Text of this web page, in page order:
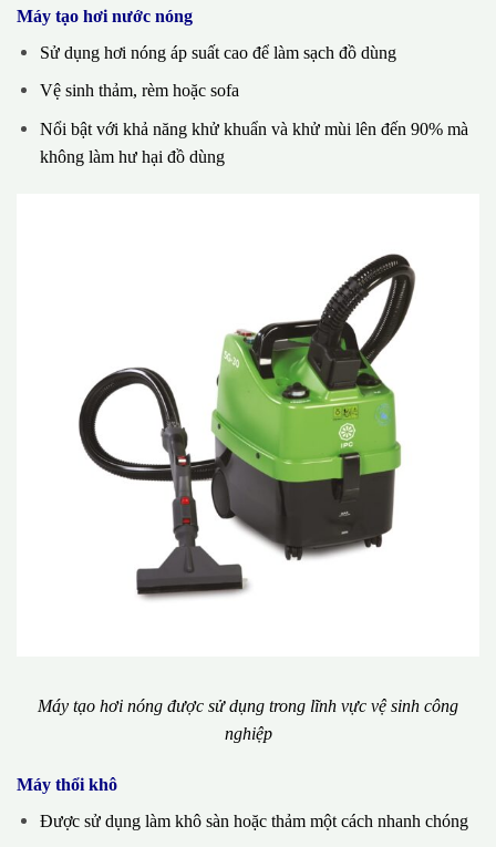
Máy tạo hơi nước nóng
Sử dụng hơi nóng áp suất cao để làm sạch đồ dùng
Vệ sinh thảm, rèm hoặc sofa
Nổi bật với khả năng khử khuẩn và khử mùi lên đến 90% mà
không làm hư hại đồ dùng
Máy tạo hơi nóng được sử dụng trong lĩnh vực vệ sinh công
nghiệp
Máy thổi khô
Được sử dụng làm khô sàn hoặc thảm một cách nhanh chóng